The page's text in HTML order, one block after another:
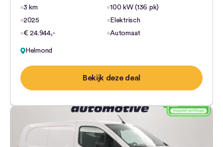
3 km
100 kW (136 pk)
2025
Elektrisch
€ 24.944,-
Automaat
Helmond
Bekijk deze deal